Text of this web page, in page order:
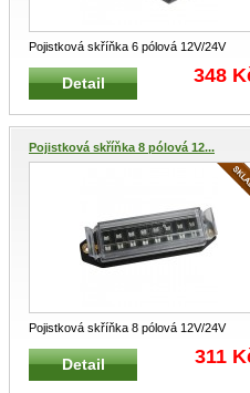
Pojistková skříňka 6 pólová 12V/24V
Pojistková skříňka pro elektroinstal ...
Detail 348
Pojistková skříňka 8 pólová 12...
Pojistková skříňka 8 pólová 12V/24V
nožové pojistky Pojistková skříňka p
...
Detail 311